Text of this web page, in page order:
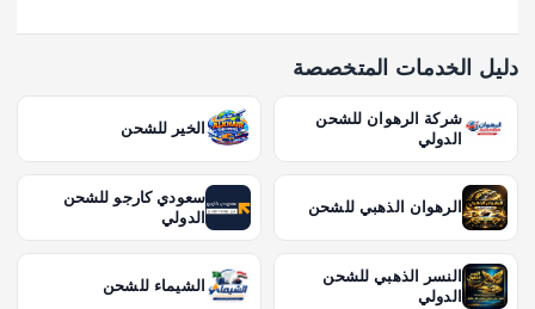
دليل الخدمات المتخصصة
شركة الرهوان للشحن
الدولي
الخير للشحن
الرهوان الذهبي للشحن
سعودي كارجو للشحن
الدولي
النسر الذهبي للشحن
الدولي
الشيماء للشحن